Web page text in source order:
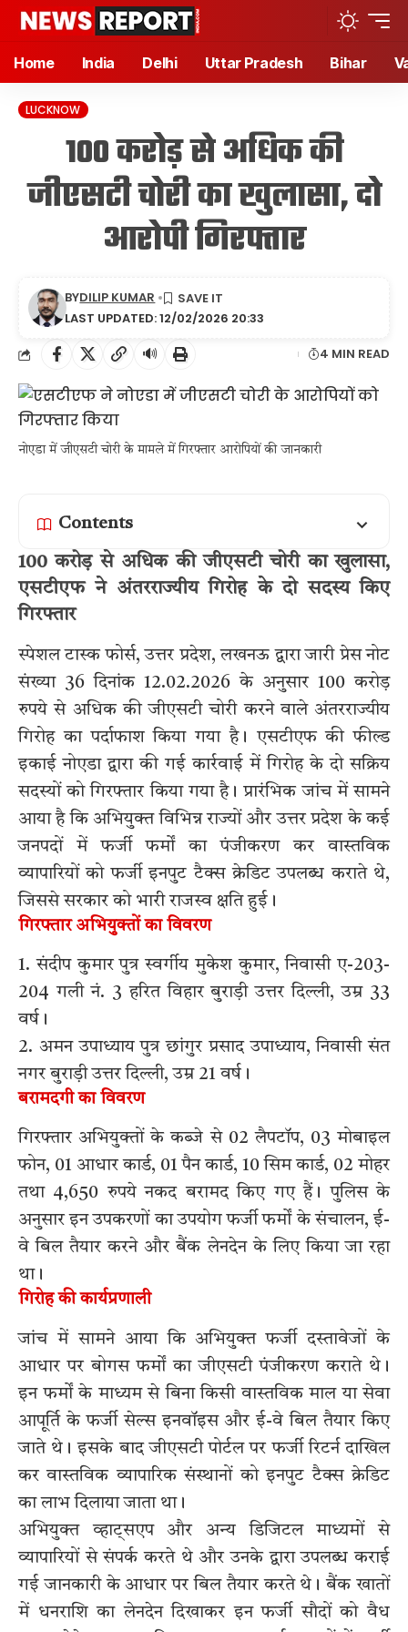
Home India Delhi Uttar Pradesh Bihar
LUCKNOW
100 करोड़ से अधिक की
जीएसटी चोरी का खुलासा, दो
आरोपी गिरफ्तार
LAST UPDATED: 12/02/2026 20:33
BYDILIP KUMAR
🔊 4 MIN READ
नोएडा में जीएसटी चोरी के मामले में गिरफ्तार आरोपियों की जानकारी
Contents
100 करोड़ से अधिक की जीएसटी चोरी का खुलासा,
एसटीएफ ने अंतरराज्यीय गिरोह के दो सदस्य किए
गिरफ्तार
स्पेशल टास्क फोर्स, उत्तर प्रदेश, लखनऊ द्वारा जारी प्रेस नोट
संख्या 36 दिनांक 12.02.2026 के अनुसार 100 करोड़
रुपये से अधिक की जीएसटी चोरी करने वाले अंतरराज्यीय
गिरोह का पर्दाफाश किया गया है। एसटीएफ की फील्ड
इकाई नोएडा द्वारा की गई कार्रवाई में गिरोह के दो सक्रिय
सदस्यों को गिरफ्तार किया गया है। प्रारंभिक जांच में सामने
आया है कि अभियुक्त विभिन्न राज्यों और उत्तर प्रदेश के कई
जनपदों में फर्जी फर्मों का पंजीकरण कर वास्तविक
व्यापारियों को फर्जी इनपुट टैक्स क्रेडिट उपलब्ध कराते थे,
जिससे सरकार को भारी राजस्व क्षति हुई।
गिरफ्तार अभियुक्तों का विवरण
1. संदीप कुमार पुत्र स्वर्गीय मुकेश कुमार, निवासी ए-203-
204 गली नं. 3 हरित विहार बुराड़ी उत्तर दिल्ली, उम्र 33
वर्ष।
2. अमन उपाध्याय पुत्र छांगुर प्रसाद उपाध्याय, निवासी संत
नगर बुराड़ी उत्तर दिल्ली, उम्र 21 वर्ष।
बरामदगी का विवरण
गिरफ्तार अभियुक्तों के कब्जे से 02 लैपटॉप, 03 मोबाइल
फोन, 01 आधार कार्ड, 01 पैन कार्ड, 10 सिम कार्ड, 02 मोहर
तथा 4,650 रुपये नकद बरामद किए गए हैं। पुलिस के
अनुसार इन उपकरणों का उपयोग फर्जी फर्मों के संचालन, ई-
वे बिल तैयार करने और बैंक लेनदेन के लिए किया जा रहा
था।
गिरोह की कार्यप्रणाली
जांच में सामने आया कि अभियुक्त फर्जी दस्तावेजों के
आधार पर बोगस फर्मों का जीएसटी पंजीकरण कराते थे।
इन फर्मों के माध्यम से बिना किसी वास्तविक माल या सेवा
आपूर्ति के फर्जी सेल्स इनवॉइस और ई-वे बिल तैयार किए
जाते थे। इसके बाद जीएसटी पोर्टल पर फर्जी रिटर्न दाखिल
कर वास्तविक व्यापारिक संस्थानों को इनपुट टैक्स क्रेडिट
का लाभ दिलाया जाता था।
अभियुक्त व्हाट्सएप और अन्य डिजिटल माध्यमों से
व्यापारियों से संपर्क करते थे और उनके द्वारा उपलब्ध कराई
गई जानकारी के आधार पर बिल तैयार करते थे। बैंक खातों
में धनराशि का लेनदेन दिखाकर इन फर्जी सौदों को वैध